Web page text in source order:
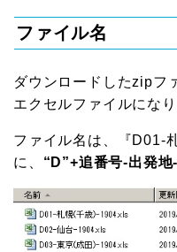
ファイル名
ダウンロードしたzipフ
エクセルファイルになり
ファイル名は、『D01-
に、 “D”+追番号-出発